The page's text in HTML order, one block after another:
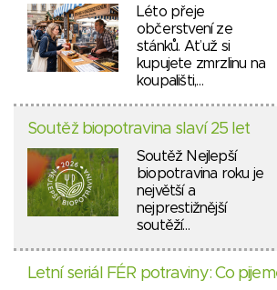
Léto přeje
občerstvení ze
stánků. Ať už si
kupujete zmrzlinu na
koupališti,…
Soutěž biopotravina slaví 25 let
Soutěž Nejlepší
biopotravina roku je
největší a
nejprestižnější
soutěží…
Letní seriál FÉR potraviny: Co